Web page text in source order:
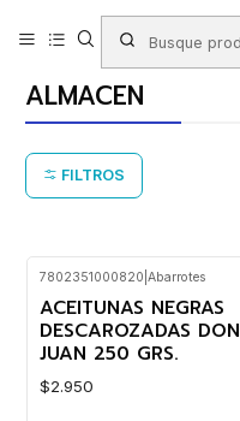
Productos ALMACEN
ALMACEN
FILTROS
7802351000820 Abarrotes
ACEITUNAS NEGRAS
DESCAROZADAS DON
JUAN 250 GRS.
$2.950